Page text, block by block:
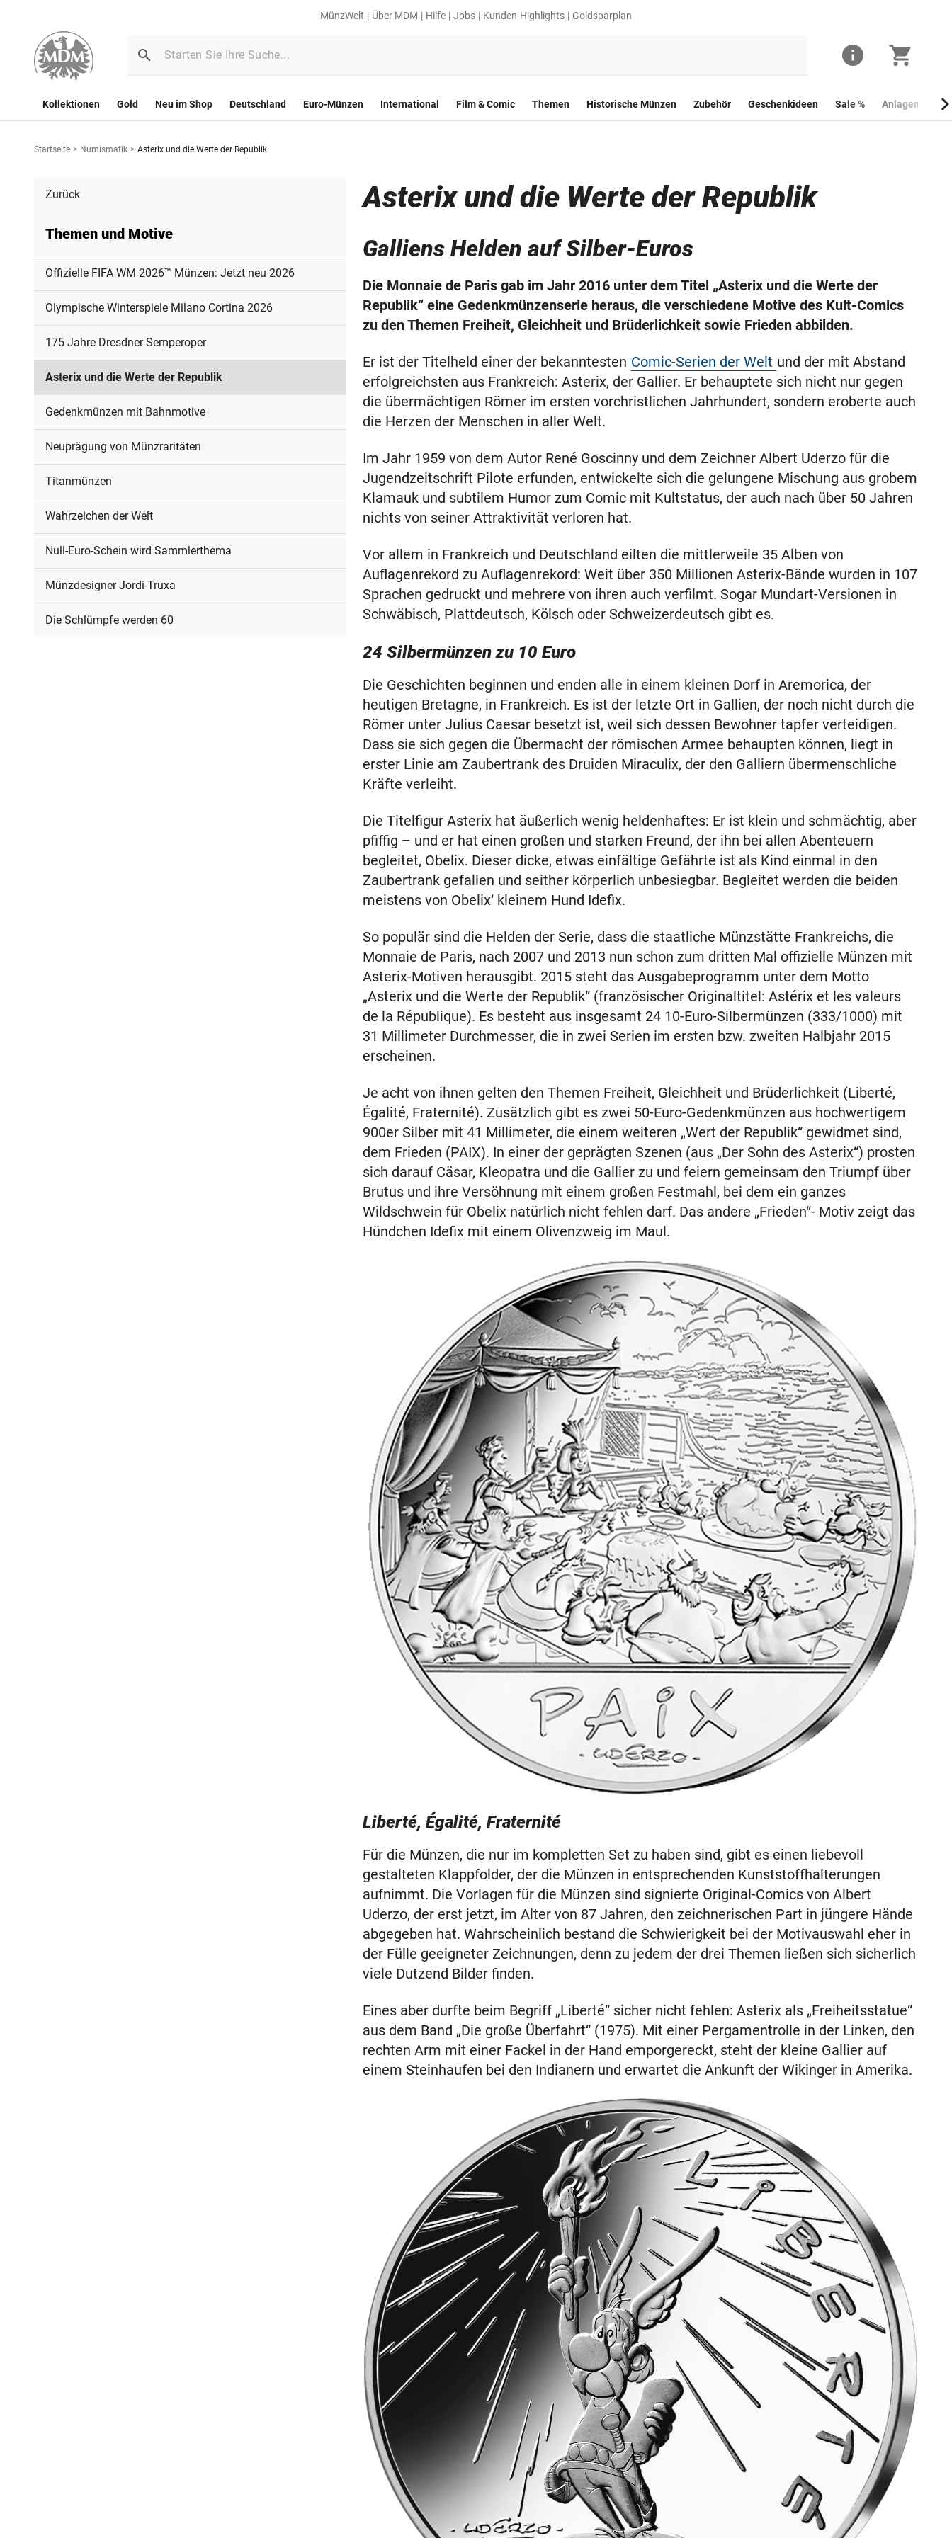
MünzWelt Über MDM Hilfe Jobs Kunden-Highlights Goldsparplan
Kollektionen Gold Neu im Shop Deutschland Euro-Münzen International Film & Comic Themen Historische Münzen Zubehör Geschenkideen Sale % Anlagemünzen
Startseite > Numismatik > Asterix und die Werte der Republik
Zurück
Themen und Motive
Offizielle FIFA WM 2026™ Münzen: Jetzt neu 2026
Olympische Winterspiele Milano Cortina 2026
175 Jahre Dresdner Semperoper
Asterix und die Werte der Republik
Gedenkmünzen mit Bahnmotive
Neuprägung von Münzraritäten
Titanmünzen
Wahrzeichen der Welt
Null-Euro-Schein wird Sammlerthema
Münzdesigner Jordi-Truxa
Die Schlümpfe werden 60
Asterix und die Werte der Republik
Galliens Helden auf Silber-Euros
Die Monnaie de Paris gab im Jahr 2016 unter dem Titel „Asterix und die Werte der
Republik“ eine Gedenkmünzenserie heraus, die verschiedene Motive des Kult-Comics
zu den Themen Freiheit, Gleichheit und Brüderlichkeit sowie Frieden abbilden.
Er ist der Titelheld einer der bekanntesten Comic-Serien der Welt und der mit Abstand
erfolgreichsten aus Frankreich: Asterix, der Gallier. Er behauptete sich nicht nur gegen
die übermächtigen Römer im ersten vorchristlichen Jahrhundert, sondern eroberte auch
die Herzen der Menschen in aller Welt.
Im Jahr 1959 von dem Autor René Goscinny und dem Zeichner Albert Uderzo für die
Jugendzeitschrift Pilote erfunden, entwickelte sich die gelungene Mischung aus grobem
Klamauk und subtilem Humor zum Comic mit Kultstatus, der auch nach über 50 Jahren
nichts von seiner Attraktivität verloren hat.
Vor allem in Frankreich und Deutschland eilten die mittlerweile 35 Alben von
Auflagenrekord zu Auflagenrekord: Weit über 350 Millionen Asterix-Bände wurden in 107
Sprachen gedruckt und mehrere von ihren auch verfilmt. Sogar Mundart-Versionen in
Schwäbisch, Plattdeutsch, Kölsch oder Schweizerdeutsch gibt es.
24 Silbermünzen zu 10 Euro
Die Geschichten beginnen und enden alle in einem kleinen Dorf in Aremorica, der
heutigen Bretagne, in Frankreich. Es ist der letzte Ort in Gallien, der noch nicht durch die
Römer unter Julius Caesar besetzt ist, weil sich dessen Bewohner tapfer verteidigen.
Dass sie sich gegen die Übermacht der römischen Armee behaupten können, liegt in
erster Linie am Zaubertrank des Druiden Miraculix, der den Galliern übermenschliche
Kräfte verleiht.
Die Titelfigur Asterix hat äußerlich wenig heldenhaftes: Er ist klein und schmächtig, aber
pfiffig – und er hat einen großen und starken Freund, der ihn bei allen Abenteuern
begleitet, Obelix. Dieser dicke, etwas einfältige Gefährte ist als Kind einmal in den
Zaubertrank gefallen und seither körperlich unbesiegbar. Begleitet werden die beiden
meistens von Obelix‘ kleinem Hund Idefix.
So populär sind die Helden der Serie, dass die staatliche Münzstätte Frankreichs, die
Monnaie de Paris, nach 2007 und 2013 nun schon zum dritten Mal offizielle Münzen mit
Asterix-Motiven herausgibt. 2015 steht das Ausgabeprogramm unter dem Motto
„Asterix und die Werte der Republik“ (französischer Originaltitel: Astérix et les valeurs
de la République). Es besteht aus insgesamt 24 10-Euro-Silbermünzen (333/1000) mit
31 Millimeter Durchmesser, die in zwei Serien im ersten bzw. zweiten Halbjahr 2015
erscheinen.
Je acht von ihnen gelten den Themen Freiheit, Gleichheit und Brüderlichkeit (Liberté,
Égalité, Fraternité). Zusätzlich gibt es zwei 50-Euro-Gedenkmünzen aus hochwertigem
900er Silber mit 41 Millimeter, die einem weiteren „Wert der Republik“ gewidmet sind,
dem Frieden (PAIX). In einer der geprägten Szenen (aus „Der Sohn des Asterix“) prosten
sich darauf Cäsar, Kleopatra und die Gallier zu und feiern gemeinsam den Triumpf über
Brutus und ihre Versöhnung mit einem großen Festmahl, bei dem ein ganzes
Wildschwein für Obelix natürlich nicht fehlen darf. Das andere „Frieden“- Motiv zeigt das
Hündchen Idefix mit einem Olivenzweig im Maul.
Liberté, Égalité, Fraternité
Für die Münzen, die nur im kompletten Set zu haben sind, gibt es einen liebevoll
gestalteten Klappfolder, der die Münzen in entsprechenden Kunststoffhalterungen
aufnimmt. Die Vorlagen für die Münzen sind signierte Original-Comics von Albert
Uderzo, der erst jetzt, im Alter von 87 Jahren, den zeichnerischen Part in jüngere Hände
abgegeben hat. Wahrscheinlich bestand die Schwierigkeit bei der Motivauswahl eher in
der Fülle geeigneter Zeichnungen, denn zu jedem der drei Themen ließen sich sicherlich
viele Dutzend Bilder finden.
Eines aber durfte beim Begriff „Liberté“ sicher nicht fehlen: Asterix als „Freiheitsstatue“
aus dem Band „Die große Überfahrt“ (1975). Mit einer Pergamentrolle in der Linken, den
rechten Arm mit einer Fackel in der Hand emporgereckt, steht der kleine Gallier auf
einem Steinhaufen bei den Indianern und erwartet die Ankunft der Wikinger in Amerika.